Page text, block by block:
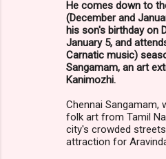
He comes down to
(December and
his son's birthday on
January 5, and
Carnatic music)
Sangamam, an art
Kanimozhi.
Chennai Sangamam,
folk art from Tamil
city's crowded
attraction for